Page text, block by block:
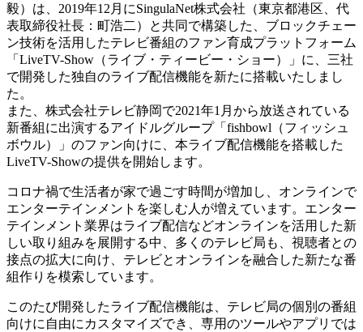
毅）は、2019年12月にSingulaNet株式会社（東京都港区、代
表取締役社長：町浩二）と共同で構築した、ブロックチェー
ン技術を活用したテレビ番組のファン育成プラットフォーム
「LiveTV-Show（ライブ・ティービー・ショー）」に、三社
で開発した独自のライブ配信機能を新たに搭載いたしまし
た。
また、株式会社テレビ静岡で2021年1月から放送されている
新番組に出演するアイドルグループ「fishbowl（フィッシュ
ボウル）」のファン向けに、本ライブ配信機能を搭載した
LiveTV-Showの提供を開始します。
コロナ禍で生活者が家で過ごす時間が増加し、オンラインで
エンターテインメントを楽しむ人が増えています。エンター
テインメント業界はライブ配信などオンラインを活用した新
しい取り組みを展開する中、多くのテレビ局も、視聴者との
接点の拡大に向け、テレビとオンラインを融合した新たな番
組作りを模索しています。
このたび開発したライブ配信機能は、テレビ局の個別の番組
向けに自由にカスタマイズでき、専用のツールやアプリでは